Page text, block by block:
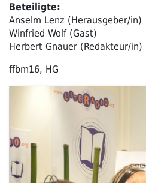
Beteiligte:
Anselm Lenz (Herausgeber/in)
Winfried Wolf (Gast)
Herbert Gnauer (Redakteur/in)
ffbm16, HG